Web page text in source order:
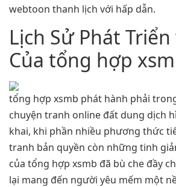
webtoon thanh lịch với hấp dẫn.
Lịch Sử Phát
Của tổng hợp
tổng hợp xsmb phát hành phải
chuyện tranh online đất dung dịch
khai, khi phần nhiều phương thức
tranh bản quyền còn những tinh
của tổng hợp xsmb đã bù che đầy
lại mang đến người yêu mếm một